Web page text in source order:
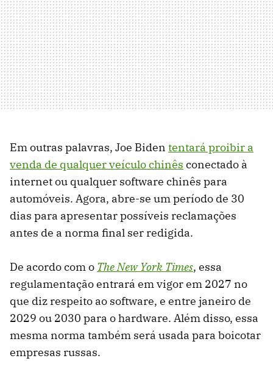
Em outras palavras, Joe Biden tentará proibir a
venda de qualquer veículo chinês conectado à
internet ou qualquer software chinês para
automóveis. Agora, abre-se um período de 30
dias para apresentar possíveis reclamações
antes de a norma final ser redigida.
De acordo com o The New York Times, essa
regulamentação entrará em vigor em 2027 no
que diz respeito ao software, e entre janeiro de
2029 ou 2030 para o hardware. Além disso, essa
mesma norma também será usada para boicotar
empresas russas.